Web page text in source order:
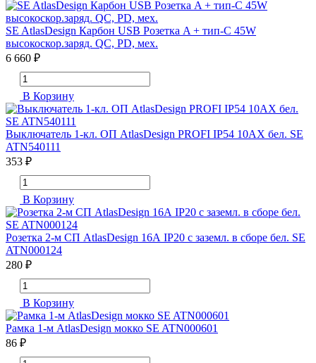
SE AtlasDesign Карбон USB Розетка A + тип-C 45W
высокоскор.заряд. QC, PD, мех.
6 660 ₽
В Корзину
Выключатель 1-кл. ОП AtlasDesign PROFI IP54 10AX бел. SE
ATN540111
353 ₽
В Корзину
Розетка 2-м СП AtlasDesign 16А IP20 с заземл. в сборе бел. SE
ATN000124
280 ₽
В Корзину
Рамка 1-м AtlasDesign мокко SE ATN000601
86 ₽